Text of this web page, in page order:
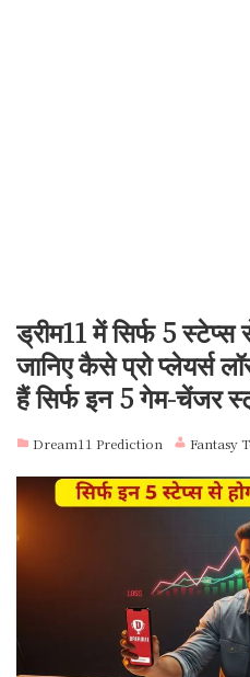
ड्रीम11 में सिर्फ 5 स्टेप्स
जानिए कैसे प्रो प्लेयर्स
हैं सिर्फ इन 5 गेम-चेंजर
Dream11 Prediction Fantasy